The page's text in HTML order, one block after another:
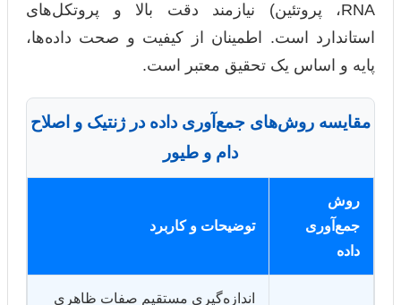
RNA، پروتئین) نیازمند دقت بالا و پروتکل‌های
استاندارد است. اطمینان از کیفیت و صحت داده‌ها،
پایه و اساس یک تحقیق معتبر است.
مقایسه روش‌های جمع‌آوری داده در ژنتیک و اصلاح
دام و طیور
روش
جمع‌آوری
داده
توضیحات و کاربرد
اندازه‌گیری مستقیم صفات ظاهری